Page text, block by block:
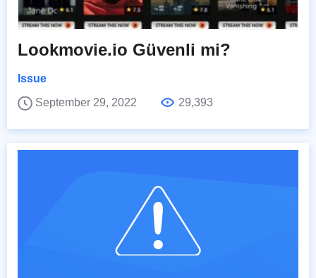
Lookmovie.io Güvenli mi?
Issue
September 29, 2022
29,393